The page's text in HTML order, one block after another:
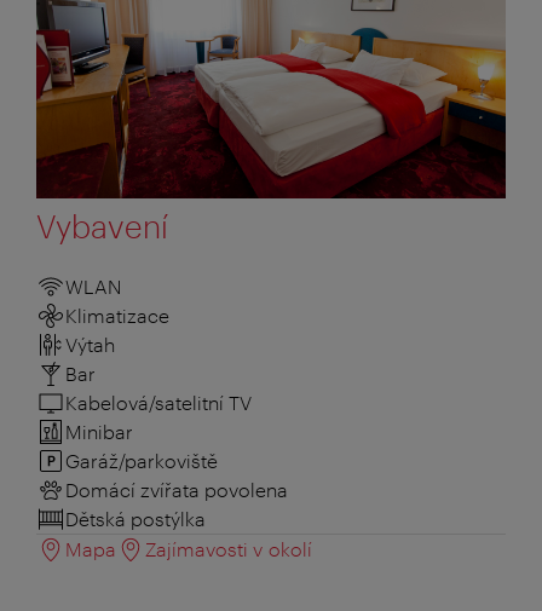
Vybavení
WLAN
Klimatizace
Výtah
Bar
Kabelová/satelitní TV
Minibar
Garáž/parkoviště
Domácí zvířata povolena
Dětská postýlka
Mapa
Zajímavosti v okolí